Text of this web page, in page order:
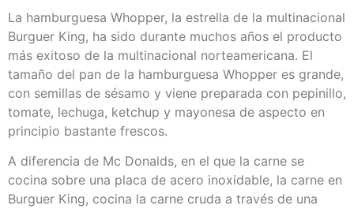
La hamburguesa Whopper, la estrella de la multinacional
Burguer King, ha sido durante muchos años el producto
más exitoso de la multinacional norteamericana. El
tamaño del pan de la hamburguesa Whopper es grande,
con semillas de sésamo y viene preparada con pepinillo,
tomate, lechuga, ketchup y mayonesa de aspecto en
principio bastante frescos.
A diferencia de Mc Donalds, en el que la carne se
cocina sobre una placa de acero inoxidable, la carne en
Burguer King, cocina la carne cruda a través de una